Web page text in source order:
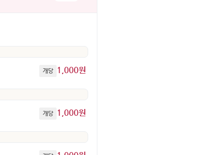
개당 1,000원
개당 1,000원